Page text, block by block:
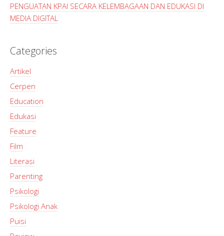
PENGUATAN KPAI SECARA KELEMBAGAAN DAN EDUKASI DI
MEDIA DIGITAL
Categories
Artikel
Cerpen
Education
Edukasi
Feature
Film
Literasi
Parenting
Psikologi
Psikologi Anak
Puisi